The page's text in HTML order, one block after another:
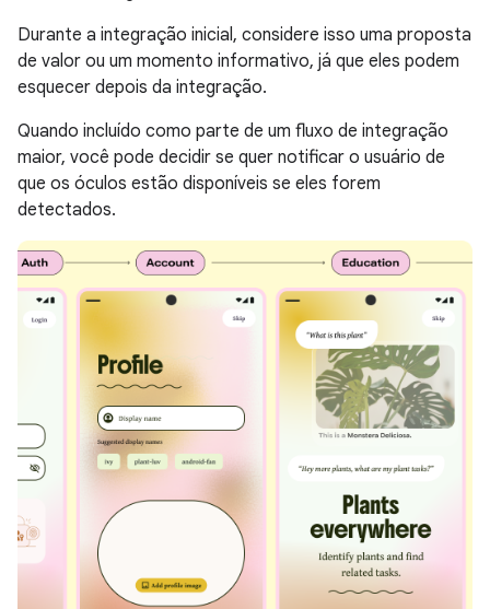
Durante a integração inicial, considere isso uma proposta
de valor ou um momento informativo, já que eles podem
esquecer depois da integração.
Quando incluído como parte de um fluxo de integração
maior, você pode decidir se quer notificar o usuário de
que os óculos estão disponíveis se eles forem
detectados.